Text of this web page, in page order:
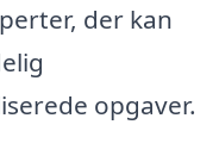
der kan
opgaver.